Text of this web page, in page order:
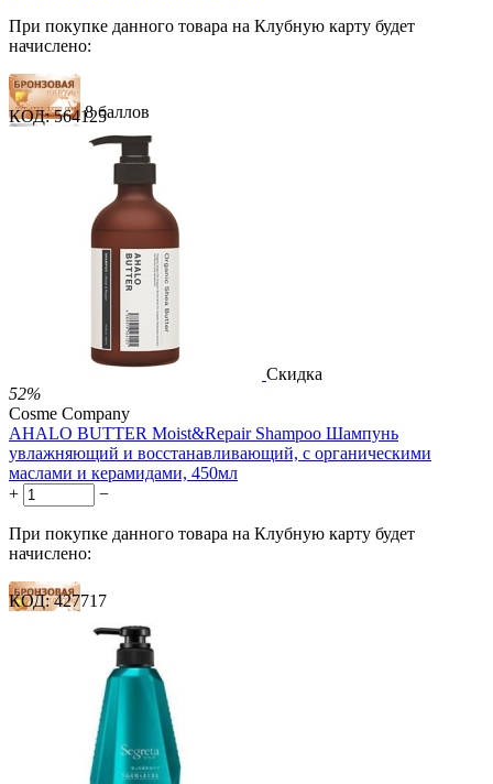
При покупке данного товара на Клубную карту будет
начислено:
8 баллов
12 баллов
20 баллов
724.00 Р
за 1.00 мл
Нет в наличии
 
КОД: 564125
Скидка
52%
Cosme Company
AHALO BUTTER Moist&Repair Shampoo Шампунь
увлажняющий и восстанавливающий, с органическими
маслами и керамидами, 450мл
+
−
При покупке данного товара на Клубную карту будет
начислено:
12 баллов
20 баллов
1 212.00
Р
за 1.00 мл
КОД: 427717